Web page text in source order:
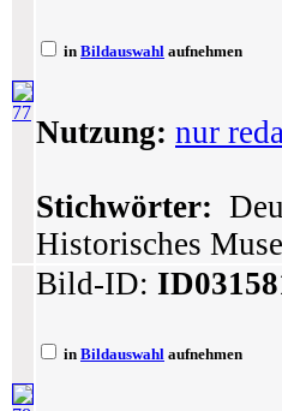
77
in Bildauswahl aufnehmen
Nutzung: nur
Stichwörter:
Historisches
Bild-ID:
in Bildauswahl aufnehmen